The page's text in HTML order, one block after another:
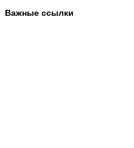
Важные ссылки